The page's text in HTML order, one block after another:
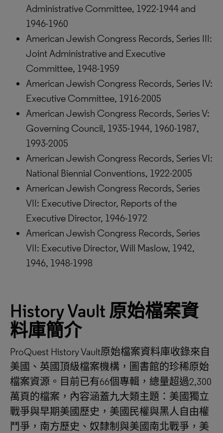
Administrative Committee, 1922-1944 and
1946-1960
American Jewish Congress Records, Series III:
Joint Administrative and Executive
Committee, 1948-1959
American Jewish Congress Records, Series IV:
Executive Committee, 1916-2005
American Jewish Congress Records, Series V:
Governing Council, 1935-1944, 1960-1987,
1993-2005
American Jewish Congress Records, Series VI:
National Biennial Conventions, 1922-2005
American Jewish Congress Records, Series
VII: Executive Director, Reports of the
Executive Director, 1946-1972
American Jewish Congress Records, Series
VII: Executive Director, Will Maslow, 1942,
1946, 1948-1998
History Vault 原始檔案資
料庫簡介
ProQuest History Vault原始檔案資料庫收錄來自
美國、英國頂級檔案機構，圖書館的珍稀原始
檔案資源。目前已有66個專輯，總量超過2,300
萬頁的檔案，內容涵蓋九大類主題：美國獨立
戰爭與早期美國歷史，美國民權與黑人自由權
鬥爭，南方歷史、奴隸制與美國南北戰爭，美